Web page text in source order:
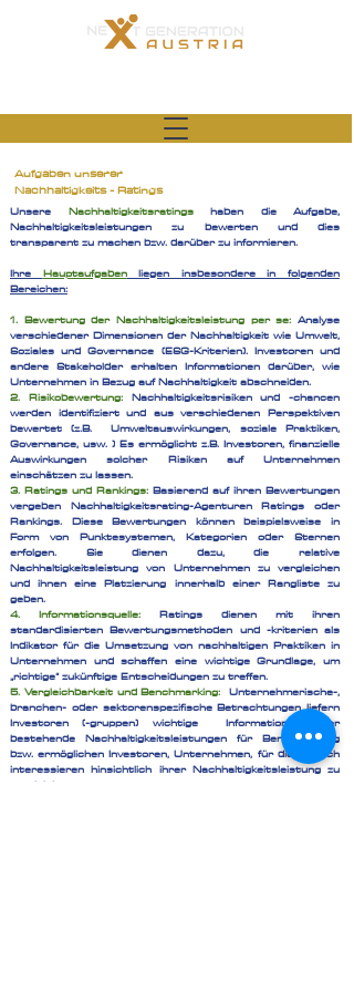
Aufgaben unserer
Nachhaltigkeits - Ratings
Unsere Nachhaltigkeitsratings haben die Aufgabe,
Nachhaltigkeitsleistungen zu bewerten und dies
transparent zu machen bzw. darüber zu informieren.
Ihre Hauptaufgabenliegen insbesondere in folgenden
Bereichen:
1. Bewertung der Nachhaltigkeitsleistung per se: Analyse
verschiedener Dimensionen der Nachhaltigkeit wie Umwelt,
Soziales und Governance (ESG-Kriterien). Investoren und
andere Stakeholder erhalten Informationen darüber, wie
Unternehmen in Bezug auf Nachhaltigkeit abschneiden.
2. Risikobewertung:Nachhaltigkeitsrisiken und -chancen
werden identifiziert und aus verschiedenen Perspektiven
bewertet (z.B. Umweltauswirkungen, soziale Praktiken,
Governance, usw. ) Es ermöglicht z.B. Investoren, finanzielle
Auswirkungen solcher Risiken auf Unternehmen
einschätzen zu lassen.
3. Ratings und Rankings: Basierend auf ihren Bewertungen
vergeben Nachhaltigkeitsrating-Agenturen Ratings oder
Rankings. Diese Bewertungen können beispielsweise in
Form von Punktesystemen, Kategorien oder Sternen
erfolgen. Sie dienen dazu, die relative
Nachhaltigkeitsleistung von Unternehmen zu vergleichen
und ihnen eine Platzierung innerhalb einer Rangliste zu
geben.
4. Informationsquelle: Ratings dienen mit ihren
standardisierten Bewertungsmethoden und -kriterien als
Indikator für die Umsetzung von nachhaltigen Praktiken in
Unternehmen und schaffen eine wichtige Grundlage, um
„richtige“ zukünftige Entscheidungen zu treffen.
5. Vergleichbarkeit und Benchmarking: Unternehmerische-,
branchen- oder sektorenspezifische Betrachtungen liefern
Investoren (-gruppen) wichtige Informationen über
bestehende Nachhaltigkeitsleistungen für Benchmarking
bzw. ermöglichen Investoren, Unternehmen, für die sie sich
interessieren hinsichtlich ihrer Nachhaltigkeitsleistung zu
vergleichen.